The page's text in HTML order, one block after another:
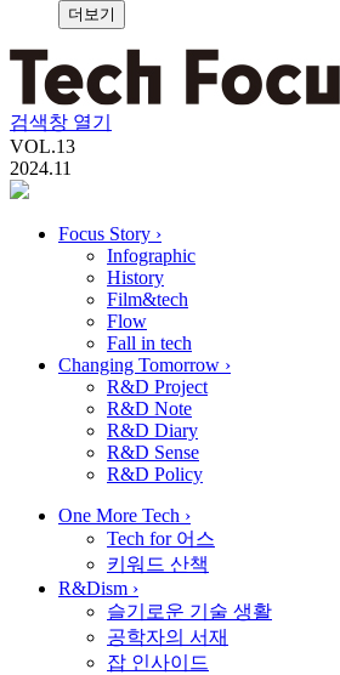
더보기
검색창 열기
VOL.13
2024.11
Focus Story ›
Infographic
History
Film&tech
Flow
Fall in tech
Changing Tomorrow ›
R&D Project
R&D Note
R&D Diary
R&D Sense
R&D Policy
One More Tech ›
Tech for 어스
키워드 산책
R&Dism ›
슬기로운 기술 생활
공학자의 서재
잡 인사이드